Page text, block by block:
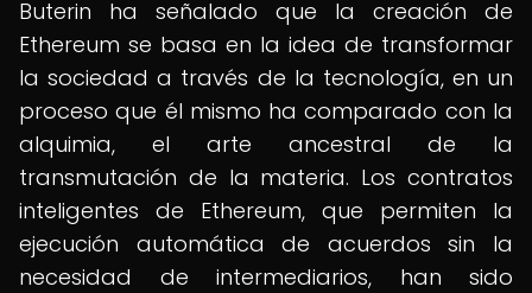
Buterin ha señalado que la creación de
Ethereum se basa en la idea de transformar
la sociedad a través de la tecnología, en un
proceso que él mismo ha comparado con la
alquimia, el arte ancestral de la
transmutación de la materia. Los contratos
inteligentes de Ethereum, que permiten la
ejecución automática de acuerdos sin la
necesidad de intermediarios, han sido